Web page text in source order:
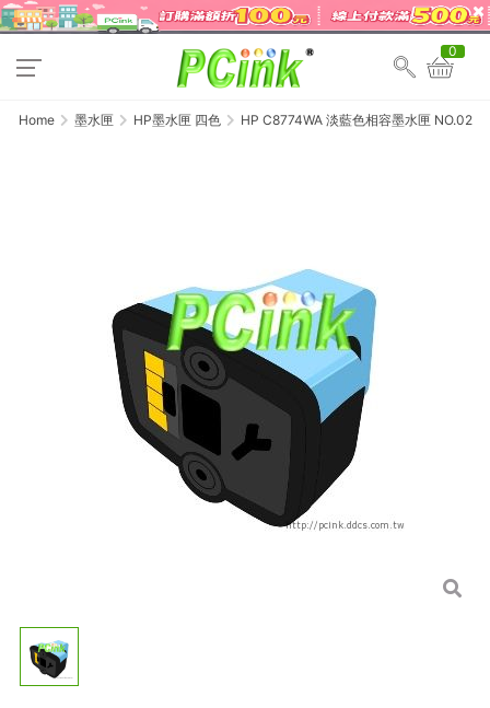
0
Home 墨水匣 HP墨水匣 四色 HP C8774WA 淡藍色相容墨水匣 NO.02